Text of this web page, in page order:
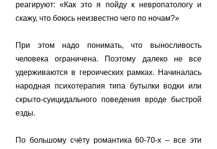
реагируют: «Как это я пойду к невропатологу и
скажу, что боюсь неизвестно чего по ночам?»
При этом надо понимать, что выносливость
человека ограничена. Поэтому далеко не все
удерживаются в героических рамках. Начиналась
народная психотерапия типа бутылки водки или
скрыто-суицидального поведения вроде быстрой
езды.
По большому счёту романтика 60-70-х – все эти